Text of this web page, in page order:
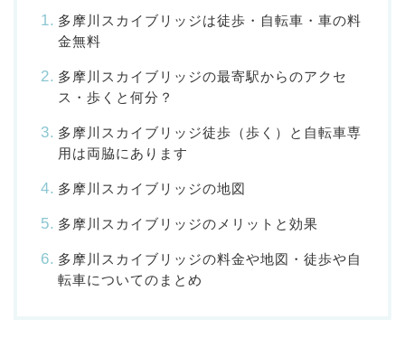
多摩川スカイブリッジは徒歩・自転車・車の料
金無料
多摩川スカイブリッジの最寄駅からのアクセ
ス・歩くと何分？
多摩川スカイブリッジ徒歩（歩く）と自転車専
用は両脇にあります
多摩川スカイブリッジの地図
多摩川スカイブリッジのメリットと効果
多摩川スカイブリッジの料金や地図・徒歩や自
転車についてのまとめ